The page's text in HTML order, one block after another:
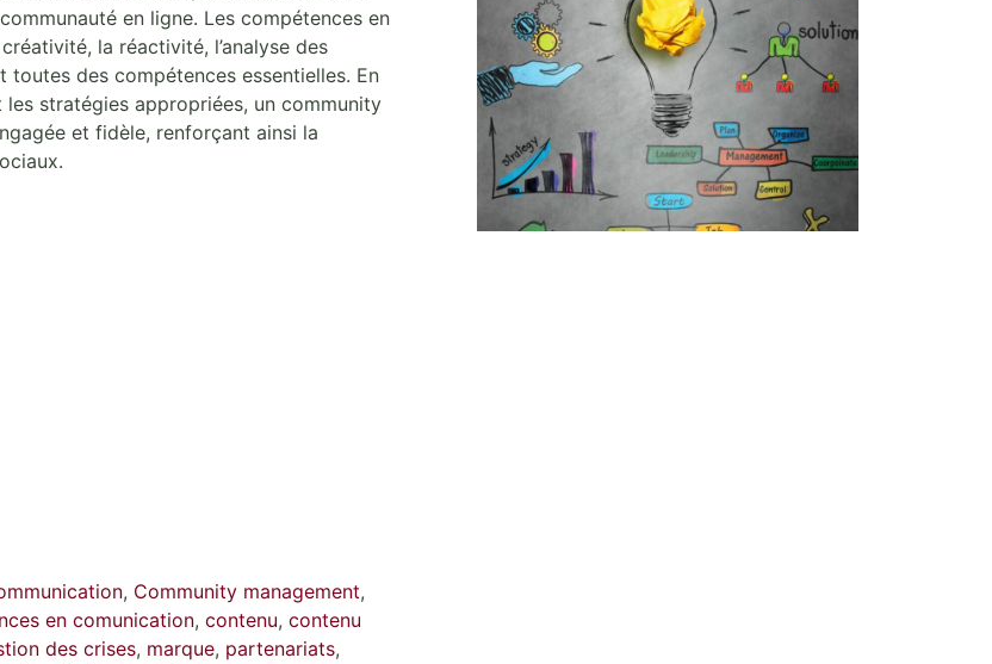
en ligne. Les compétences en
la réactivité, l’analyse des
des compétences essentielles. En
stratégies appropriées, un community
et fidèle, renforçant ainsi la
, Community management,
en comunication,contenu,contenu
des crises, marque, partenariats,